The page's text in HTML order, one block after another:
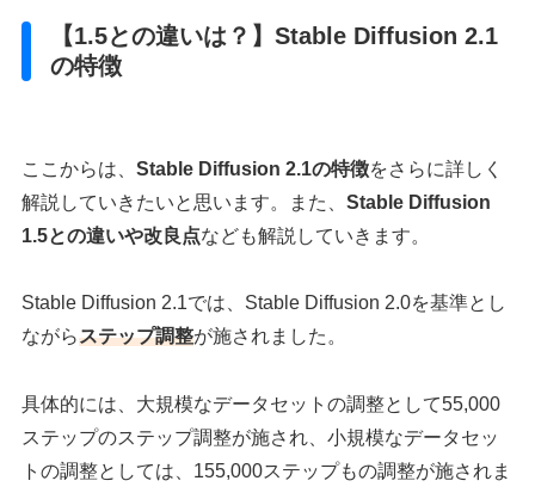
【1.5との違いは？】Stable Diffusion 2.1
の特徴
ここからは、Stable Diffusion 2.1の特徴をさらに詳しく
解説していきたいと思います。また、Stable Diffusion
1.5との違いや改良点なども解説していきます。
Stable Diffusion 2.1では、Stable Diffusion 2.0を基準とし
ながらステップ調整が施されました。
具体的には、大規模なデータセットの調整として55,000
ステップのステップ調整が施され、小規模なデータセッ
トの調整としては、155,000ステップもの調整が施されま